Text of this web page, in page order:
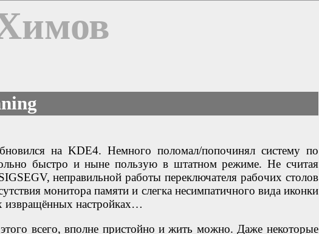
на KDE4. Немного поломал/попочинял систему по
быстро и ныне пользую в штатном режиме. Не считая
неправильной работы переключателя рабочих столов
монитора памяти и слегка несимпатичного вида иконки
извращённых настройках…
всего, вполне пристойно и жить можно. Даже некоторые